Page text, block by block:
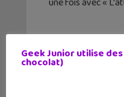
Geek Junior utilise
chocolat)